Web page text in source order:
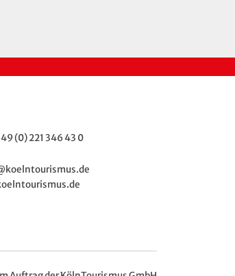
(0) 221 346 43 0